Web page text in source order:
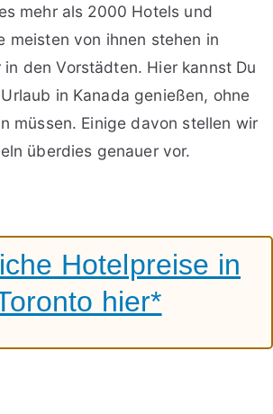
mehr als 2000 Hotels und
meisten von ihnen stehen in
den Vorstädten. Hier kannst Du
in Kanada genießen, ohne
müssen. Einige davon stellen wir
überdies genauer vor.
Hotelpreise in
hier*